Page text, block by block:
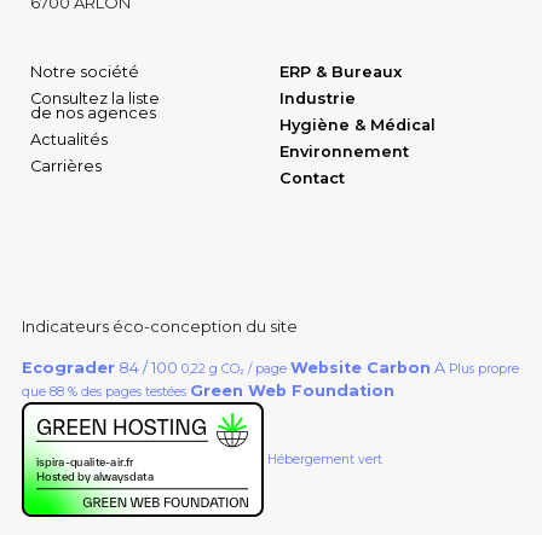
Notre société
Consultez la liste
de nos agences
Actualités
Carrières
ERP & Bureaux
Industrie
Hygiène & Médical
Environnement
Contact
Indicateurs éco-conception du site
Ecograder 84 / 100 0,22 g CO₂ / page Website Carbon A Plus propre
que 88 % des pages testées Green Web Foundation
Hébergement vert